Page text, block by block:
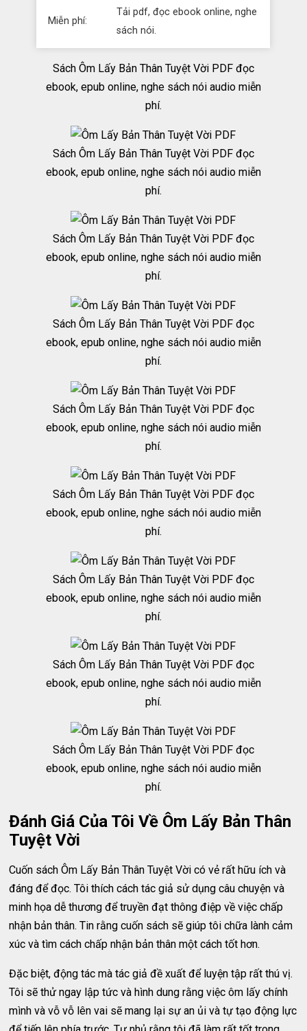
Miễn phí:
Tải pdf, đọc ebook online, nghe
sách nói.
Sách Ôm Lấy Bản Thân Tuyệt Vời PDF đọc
ebook, epub online, nghe sách nói audio miễn
phí.
Sách Ôm Lấy Bản Thân Tuyệt Vời PDF đọc
ebook, epub online, nghe sách nói audio miễn
phí.
Sách Ôm Lấy Bản Thân Tuyệt Vời PDF đọc
ebook, epub online, nghe sách nói audio miễn
phí.
Sách Ôm Lấy Bản Thân Tuyệt Vời PDF đọc
ebook, epub online, nghe sách nói audio miễn
phí.
Sách Ôm Lấy Bản Thân Tuyệt Vời PDF đọc
ebook, epub online, nghe sách nói audio miễn
phí.
Sách Ôm Lấy Bản Thân Tuyệt Vời PDF đọc
ebook, epub online, nghe sách nói audio miễn
phí.
Sách Ôm Lấy Bản Thân Tuyệt Vời PDF đọc
ebook, epub online, nghe sách nói audio miễn
phí.
Sách Ôm Lấy Bản Thân Tuyệt Vời PDF đọc
ebook, epub online, nghe sách nói audio miễn
phí.
Sách Ôm Lấy Bản Thân Tuyệt Vời PDF đọc
ebook, epub online, nghe sách nói audio miễn
phí.
Đánh Giá Của Tôi Về Ôm Lấy Bản Thân
Tuyệt Vời
Cuốn sách Ôm Lấy Bản Thân Tuyệt Vời có vẻ rất hữu ích và
đáng để đọc. Tôi thích cách tác giả sử dụng câu chuyện và
minh họa dễ thương để truyền đạt thông điệp về việc chấp
nhận bản thân. Tin rằng cuốn sách sẽ giúp tôi chữa lành cảm
xúc và tìm cách chấp nhận bản thân một cách tốt hơn.
Đặc biệt, động tác mà tác giả đề xuất để luyện tập rất thú vị.
Tôi sẽ thử ngay lập tức và hình dung rằng việc ôm lấy chính
mình và vỗ vỗ lên vai sẽ mang lại sự an ủi và tự tạo động lực